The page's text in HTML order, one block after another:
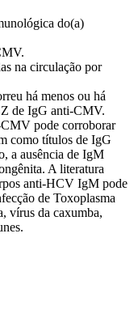
do(a)
na circulação por
há menos ou há
de IgG anti-CMV.
CMV pode corroborar
como títulos de IgG
a ausência de IgM
A literatura
anti-HCV IgM pode
de Toxoplasma
vírus da caxumba,